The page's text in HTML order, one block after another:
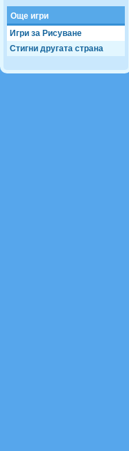
Още игри
Игри за Рисуване
Стигни другата страна